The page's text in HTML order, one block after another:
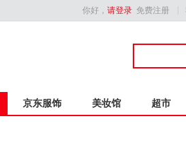
你好， 请登录 免费注册
京东服饰 美妆馆 超市